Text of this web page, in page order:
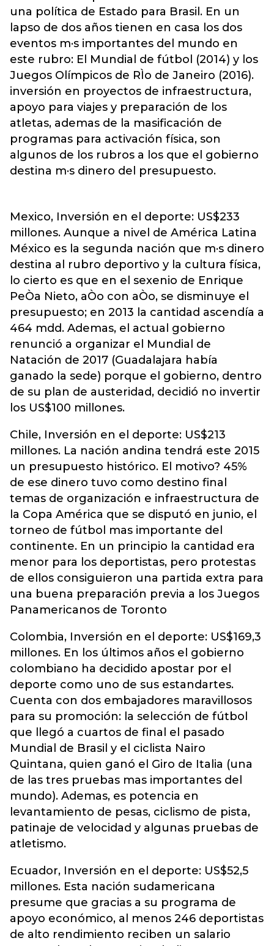
una política de Estado para Brasil. En un
lapso de dos años tienen en casa los dos
eventos m·s importantes del mundo en
este rubro: El Mundial de fútbol (2014) y los
Juegos Olímpicos de RÌo de Janeiro (2016).
inversión en proyectos de infraestructura,
apoyo para viajes y preparación de los
atletas, ademas de la masificación de
programas para activación física, son
algunos de los rubros a los que el gobierno
destina m·s dinero del presupuesto.
Mexico, Inversión en el deporte: US$233
millones. Aunque a nivel de América Latina
México es la segunda nación que m·s dinero
destina al rubro deportivo y la cultura física,
lo cierto es que en el sexenio de Enrique
PeÒa Nieto, aÒo con aÒo, se disminuye el
presupuesto; en 2013 la cantidad ascendía a
464 mdd. Ademas, el actual gobierno
renunció a organizar el Mundial de
Natación de 2017 (Guadalajara había
ganado la sede) porque el gobierno, dentro
de su plan de austeridad, decidió no invertir
los US$100 millones.
Chile, Inversión en el deporte: US$213
millones. La nación andina tendrá este 2015
un presupuesto histórico. El motivo? 45%
de ese dinero tuvo como destino final
temas de organización e infraestructura de
la Copa América que se disputó en junio, el
torneo de fútbol mas importante del
continente. En un principio la cantidad era
menor para los deportistas, pero protestas
de ellos consiguieron una partida extra para
una buena preparación previa a los Juegos
Panamericanos de Toronto
Colombia, Inversión en el deporte: US$169,3
millones. En los últimos años el gobierno
colombiano ha decidido apostar por el
deporte como uno de sus estandartes.
Cuenta con dos embajadores maravillosos
para su promoción: la selección de fútbol
que llegó a cuartos de final el pasado
Mundial de Brasil y el ciclista Nairo
Quintana, quien ganó el Giro de Italia (una
de las tres pruebas mas importantes del
mundo). Ademas, es potencia en
levantamiento de pesas, ciclismo de pista,
patinaje de velocidad y algunas pruebas de
atletismo.
Ecuador, Inversión en el deporte: US$52,5
millones. Esta nación sudamericana
presume que gracias a su programa de
apoyo económico, al menos 246 deportistas
de alto rendimiento reciben un salario